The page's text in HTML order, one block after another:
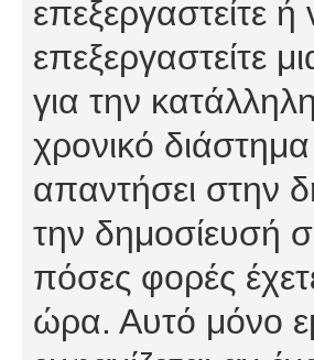
επεξεργαστείτε
επεξεργαστείτε
για την
χρονικό
απαντήσει στην
την δημοσίευσή
πόσες φορές
ώρα. Αυτό μόνο